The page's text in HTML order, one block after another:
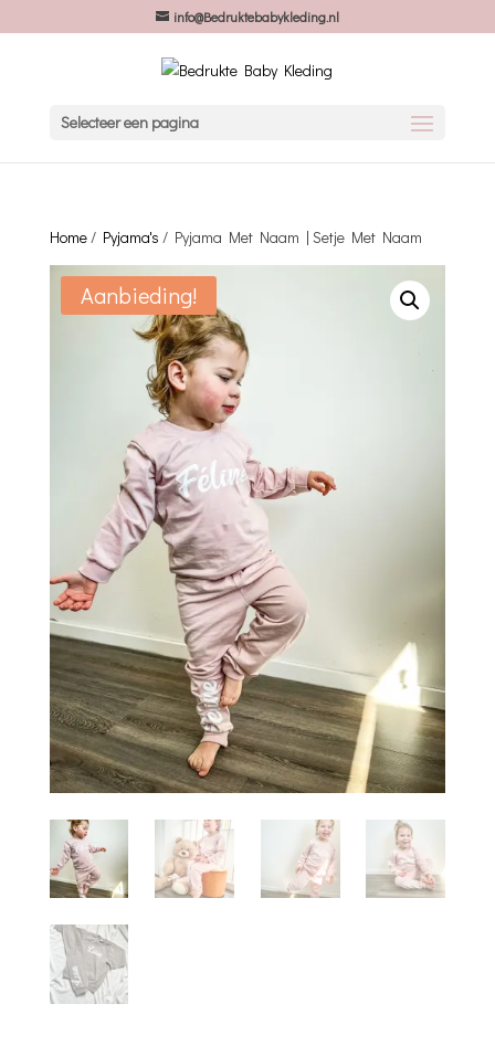
info@Bedruktebabykleding.nl
Selecteer een pagina
Home/ Pyjama's / Pyjama Met Naam | Setje Met Naam
Aanbieding!